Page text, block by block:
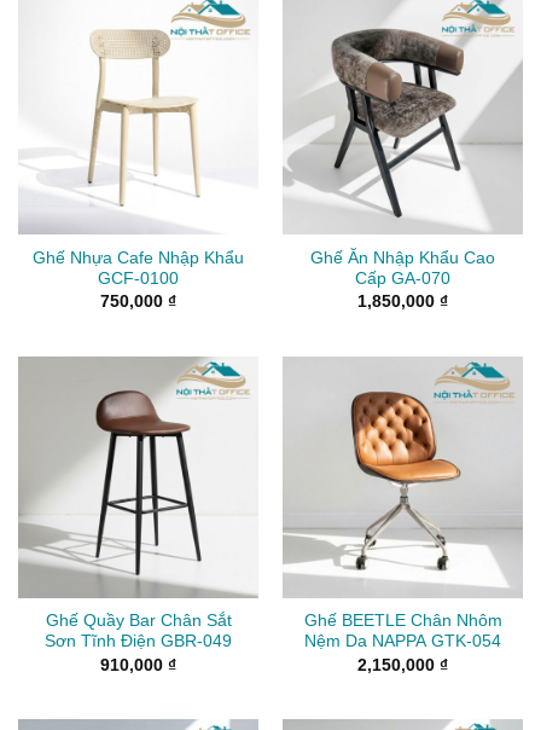
Ghế Nhựa Cafe Nhập Khẩu
GCF-0100
750,000 ₫
Ghế Ăn Nhập Khẩu Cao
Cấp GA-070
1,850,000 ₫
Ghế Quầy Bar Chân Sắt
Sơn Tĩnh Điện GBR-049
910,000 ₫
Ghế BEETLE Chân Nhôm
Nệm Da NAPPA GTK-054
2,150,000 ₫